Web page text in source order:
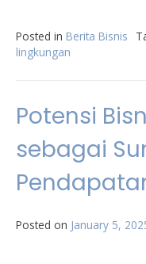
Posted in Berita Bisnis
lingkungan
Potensi
sebagai
Posted on January 5,